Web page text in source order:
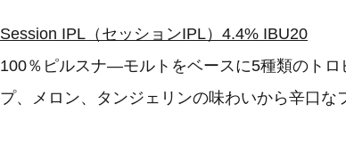
Session IPL（セッションIPL）4.4% IBU20
100％ピルスナ―モルトをベースに5種類のト
プ、メロン、タンジェリンの味わいから辛口な